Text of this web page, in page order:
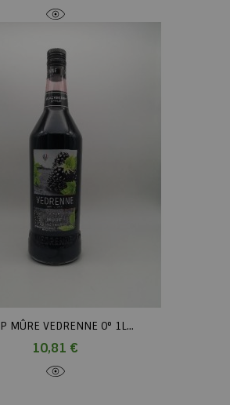
MÛRE VEDRENNE 0° 1L...
10,81 €Prix